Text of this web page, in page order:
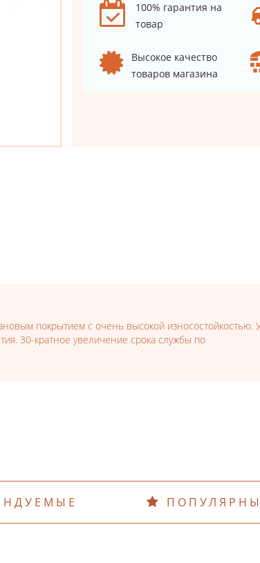
100% гарантия на
товар
Высокое качество
товаров магазина
покрытием с очень высокой износостойкостью.
30-кратное увеличение срока службы по